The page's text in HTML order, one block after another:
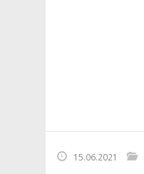
15.06.2021